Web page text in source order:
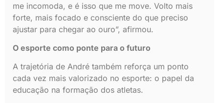
me incomoda, e é isso que me move. Volto mais
forte, mais focado e consciente do que preciso
ajustar para chegar ao ouro”, afirmou.
O esporte como ponte para o futuro
A trajetória de André também reforça um ponto
cada vez mais valorizado no esporte: o papel da
educação na formação dos atletas.